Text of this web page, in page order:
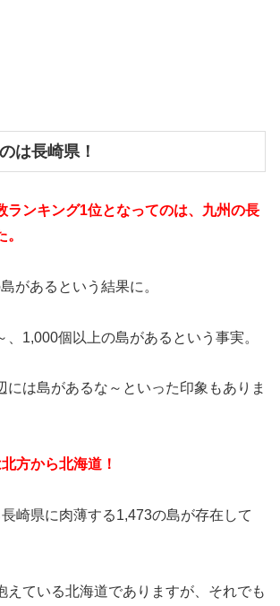
は長崎県！
ランキング1位となってのは、九州の長
があるという結果に。
、1,000個以上の島があるという事実。
には島があるな～といった印象もありま
方から北海道！
崎県に肉薄する1,473の島が存在して
えている北海道でありますが、それでも